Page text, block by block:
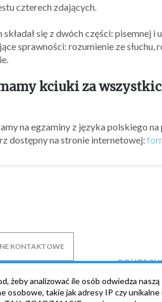
czterech zdających.
składał się z dwóch części: pisemnej
sprawności: rozumienie ze
kciuki za
na egzaminy z języka polskiego
dostępny na stronie internetowej:
KONTAKTOWE
żeby analizować ile osób odwiedza
osobowe, takie jak adresy IP czy